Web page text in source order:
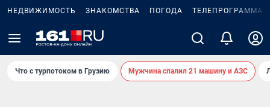
НЕДВИЖИМОСТЬ ЗНАКОМСТВА ПОГОДА ТЕЛЕПРОГРАММА
Что с турпотоком в Грузию Мужчина спалил 21 машину и АЗС